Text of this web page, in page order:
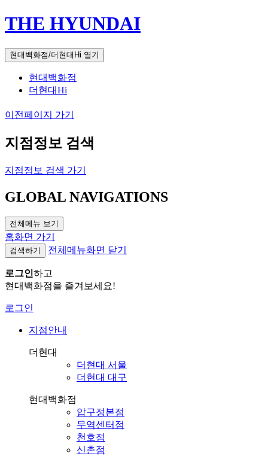
THE HYUNDAI
현대백화점/더현대Hi 열기
현대백화점
더현대Hi
이전페이지 가기
지점정보 검색
지점정보 검색 가기
GLOBAL NAVIGATIONS
전체메뉴 보기
홈화면 가기
검색하기 전체메뉴화면 닫기
로그인하고
현대백화점을 즐겨보세요!
로그인
지점안내
더현대
더현대 서울
더현대 대구
현대백화점
압구정본점
무역센터점
천호점
신촌점